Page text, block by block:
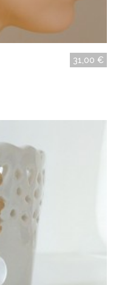
31,00 €